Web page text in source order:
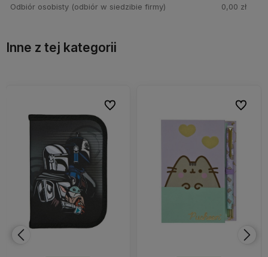
Odbiór osobisty(odbiór w siedzibie firmy) 0,00 zł
Inne z tej kategorii
Do ulubionych
Do ulubionych Do
Do